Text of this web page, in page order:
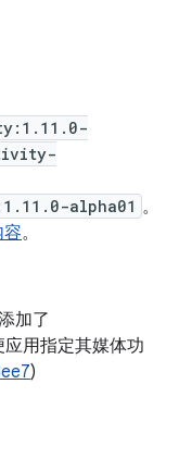
alpha01 。
。
加了
应用指定其媒体功
)